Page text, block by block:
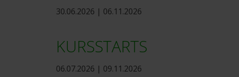
30.06.2026 | 06.11.2026
KURSSTARTS
06.07.2026 | 09.11.2026